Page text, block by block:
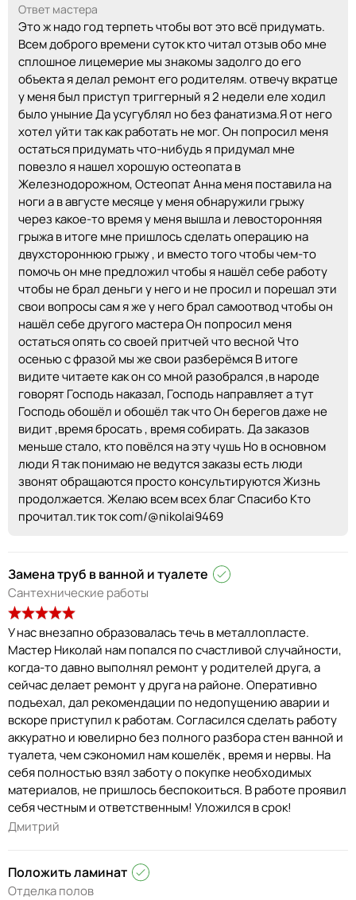
Ответ мастера
Это ж надо год терпеть чтобы вот это всё придумать.
Всем доброго времени суток кто читал отзыв обо мне
сплошное лицемерие мы знакомы задолго до его
объекта я делал ремонт его родителям. отвечу вкратце
у меня был приступ триггерный я 2 недели еле ходил
было уныние Да усугублял но без фанатизма.Я от него
хотел уйти так как работать не мог. Он попросил меня
остаться придумать что-нибудь я придумал мне
повезло я нашел хорошую остеопата в
Железнодорожном, Остеопат Анна меня поставила на
ноги а в августе месяце у меня обнаружили грыжу
через какое-то время у меня вышла и левосторонняя
грыжа в итоге мне пришлось сделать операцию на
двухстороннюю грыжу , и вместо того чтобы чем-то
помочь он мне предложил чтобы я нашёл себе работу
чтобы не брал деньги у него и не просил и порешал эти
свои вопросы сам я же у него брал самоотвод чтобы он
нашёл себе другого мастера Он попросил меня
остаться опять со своей притчей что весной Что
осенью с фразой мы же свои разберёмся В итоге
видите читаете как он со мной разобрался ,в народе
говорят Господь наказал, Господь направляет а тут
Господь обошёл и обошёл так что Он берегов даже не
видит ,время бросать , время собирать. Да заказов
меньше стало, кто повёлся на эту чушь Но в основном
люди Я так понимаю не ведутся заказы есть люди
звонят обращаются просто консультируются Жизнь
продолжается. Желаю всем всех благ Спасибо Кто
прочитал.тик ток com/@nikolai9469
Замена труб в ванной и туалете
Сантехнические работы
У нас внезапно образовалась течь в металлопласте.
Мастер Николай нам попался по счастливой случайности,
когда-то давно выполнял ремонт у родителей друга, а
сейчас делает ремонт у друга на районе. Оперативно
подъехал, дал рекомендации по недопущению аварии и
вскоре приступил к работам. Согласился сделать работу
аккуратно и ювелирно без полного разбора стен ванной и
туалета, чем сэкономил нам кошелёк , время и нервы. На
себя полностью взял заботу о покупке необходимых
материалов, не пришлось беспокоиться. В работе проявил
себя честным и ответственным! Уложился в срок!
Дмитрий
Положить ламинат
Отделка полов